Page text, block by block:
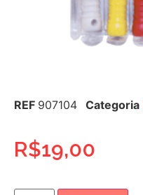
REF 907104 Categoria
R$19,00